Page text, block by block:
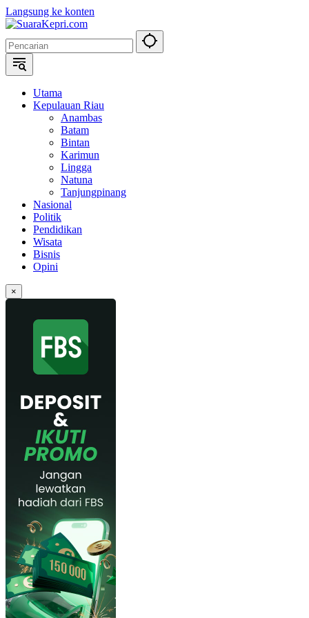
Langsung ke konten
Utama
Kepulauan Riau
Anambas
Batam
Bintan
Karimun
Lingga
Natuna
Tanjungpinang
Nasional
Politik
Pendidikan
Wisata
Bisnis
Opini
×